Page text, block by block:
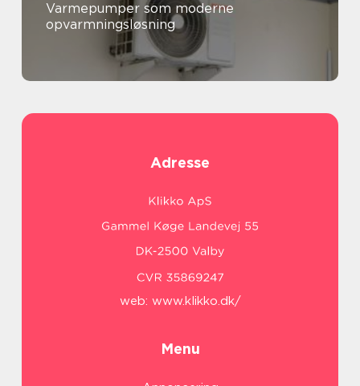
Varmepumper som moderne
opvarmningsløsning
Adresse
web: www.klikko.dk/
Menu